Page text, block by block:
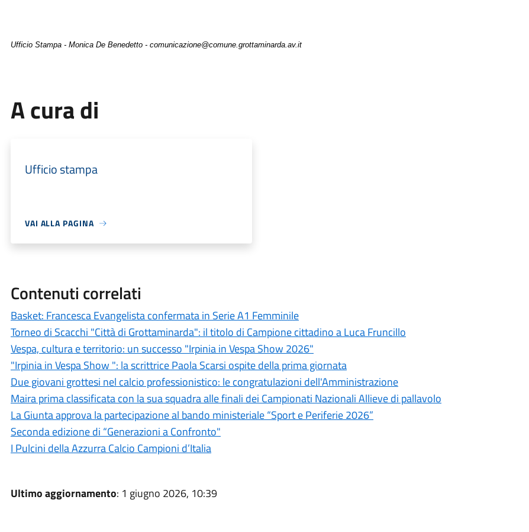
Ufficio Stampa - Monica De Benedetto - comunicazione@comune.grottaminarda.av.it
A cura di
Ufficio stampa
VAI ALLA PAGINA
Contenuti correlati
Basket: Francesca Evangelista confermata in Serie A1 Femminile
Torneo di Scacchi "Città di Grottaminarda": il titolo di Campione cittadino a Luca Fruncillo
Vespa, cultura e territorio: un successo "Irpinia in Vespa Show 2026"
"Irpinia in Vespa Show ": la scrittrice Paola Scarsi ospite della prima giornata
Due giovani grottesi nel calcio professionistico: le congratulazioni dell'Amministrazione
Maira prima classificata con la sua squadra alle finali dei Campionati Nazionali Allieve di pallavolo
La Giunta approva la partecipazione al bando ministeriale “Sport e Periferie 2026”
Seconda edizione di “Generazioni a Confronto"
I Pulcini della Azzurra Calcio Campioni d’Italia
Ultimo aggiornamento: 1 giugno 2026, 10:39